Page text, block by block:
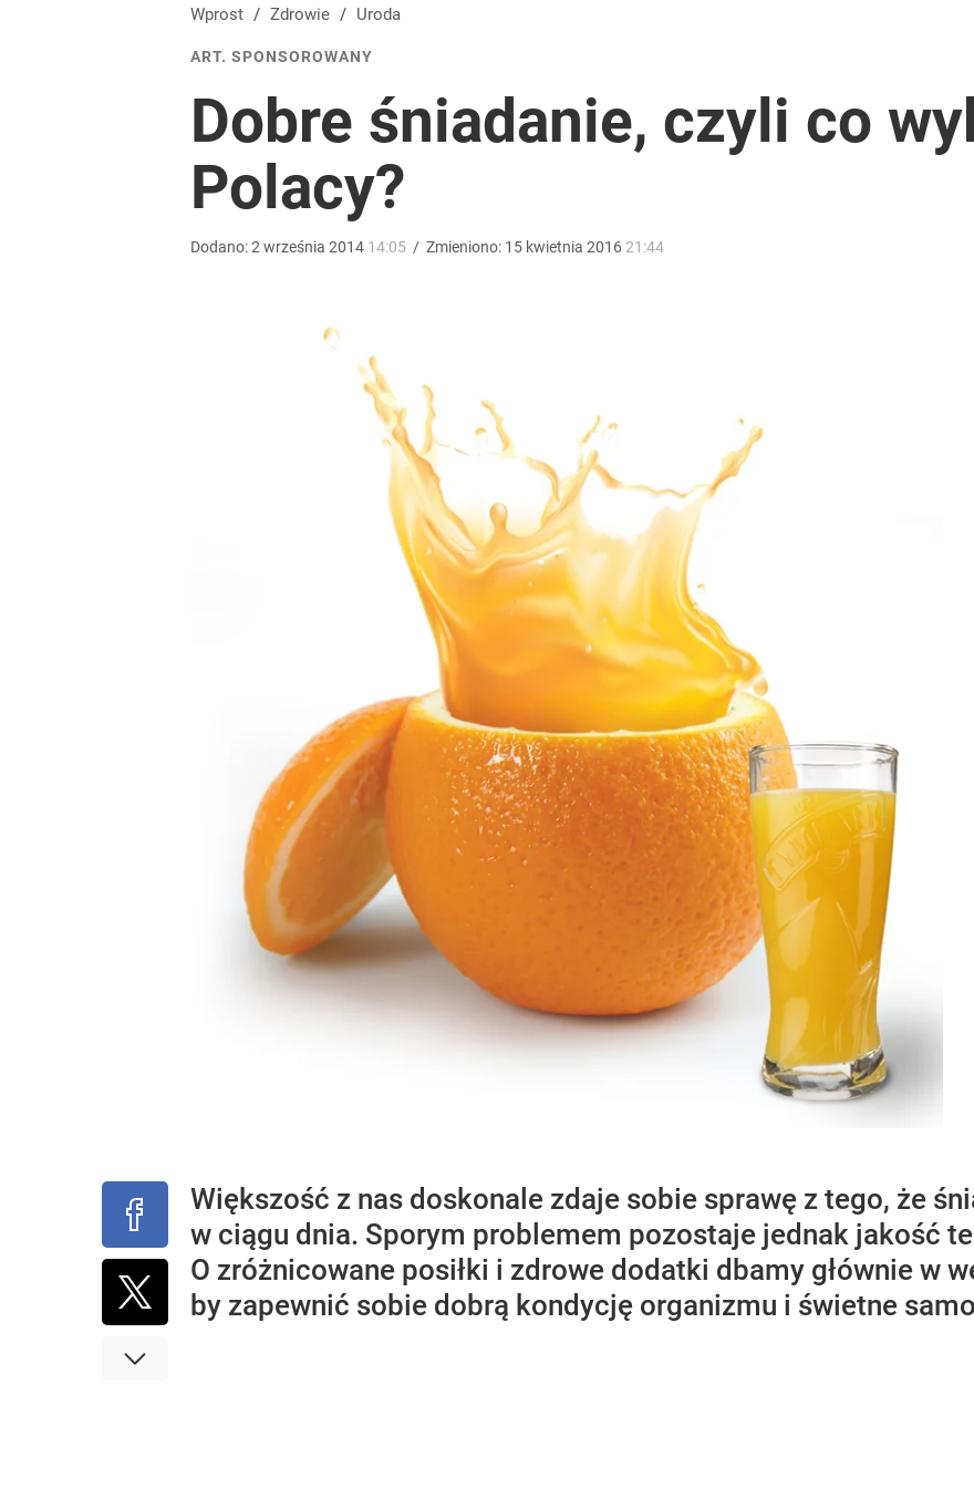
Gen. Pawlikowski: Przywiozłem cenną lekcję z Danii. Tego potrzebuje dziś cała Europa
Prawdziwa wartość różnorodności
Wprost / Zdrowie / Uroda
ART. SPONSOROWANY
Dobre śniadanie, czyli co
Polacy?
Dodano:2 września 2014 14:05 / Zmieniono: 15 kwietnia 2016 21:44
Większość z nas doskonale zdaje sobie sprawę z tego, że
w ciągu dnia. Sporym problemem pozostaje jednak jakość
O zróżnicowane posiłki i zdrowe dodatki dbamy głównie w
by zapewnić sobie dobrą kondycję organizmu i świetne